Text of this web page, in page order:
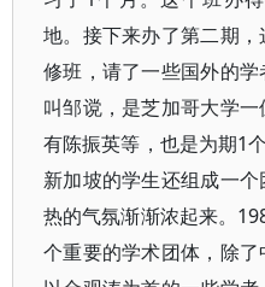
地。接下来办了第二期
修班，请了一些国外的
叫邹谠，是芝加哥大学
有陈振英等，也是为期1
新加坡的学生还组成一
热的气氛渐渐浓起来。
个重要的学术团体，除